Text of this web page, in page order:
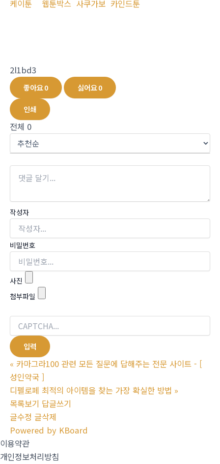
케이툰
웹툰박스 사쿠가보 카인드툰
2l1bd3
좋아요0 싫어요0
인쇄
전체 0
작성자
비밀번호
사진
첨부파일
« 카마그라100 관련 모든 질문에 답해주는 전문 사이트 - [
성인약국 ]
디펠로페 최적의 아이템을 찾는 가장 확실한 방법 »
목록보기 답글쓰기
글수정 글삭제
Powered by KBoard
이용약관
개인정보처리방침